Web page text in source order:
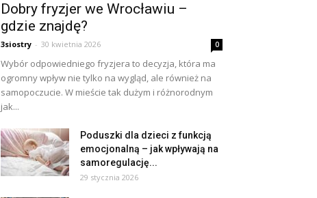
Dobry fryzjer we Wrocławiu –
gdzie znajdę?
3siostry - 30 kwietnia 2026 0
Wybór odpowiedniego fryzjera to decyzja, która ma
ogromny wpływ nie tylko na wygląd, ale również na
samopoczucie. W mieście tak dużym i różnorodnym
jak...
Poduszki dla dzieci z funkcją
emocjonalną – jak wpływają na
samoregulację...
29 stycznia 2026